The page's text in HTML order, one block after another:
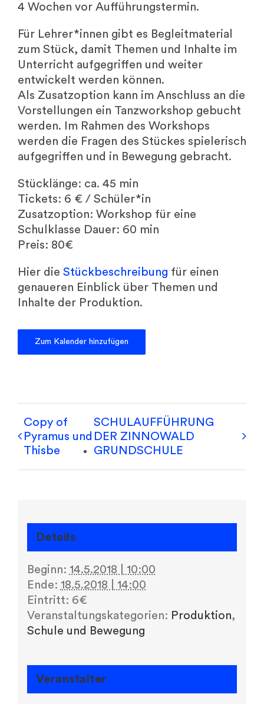
4 Wochen vor Aufführungstermin.
Für Lehrer*innen gibt es Begleitmaterial
zum Stück, damit Themen und Inhalte im
Unterricht aufgegriffen und weiter
entwickelt werden können.
Als Zusatzoption kann im Anschluss an die
Vorstellungen ein Tanzworkshop gebucht
werden. Im Rahmen des Workshops
werden die Fragen des Stückes spielerisch
aufgegriffen und in Bewegung gebracht.
Stücklänge: ca. 45 min
Tickets: 6 € / Schüler*in
Zusatzoption: Workshop für eine
Schulklasse Dauer: 60 min
Preis: 80€
Hier die Stückbeschreibung für einen
genaueren Einblick über Themen und
Inhalte der Produktion.
Zum Kalender hinzufügen
Copy of
Pyramus und
Thisbe
SCHULAUFFÜHRUNG
DER ZINNOWALD
GRUNDSCHULE
Details
Beginn: 14.5.2018 | 10:00
Ende: 18.5.2018 | 14:00
Eintritt: 6€
Veranstaltungskategorien: Produktion,
Schule und Bewegung
Veranstalter